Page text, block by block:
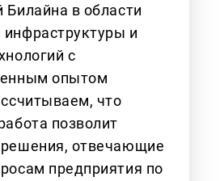
Билайна в области
и
с
опытом
что
позволит
отвечающие
предприятия по